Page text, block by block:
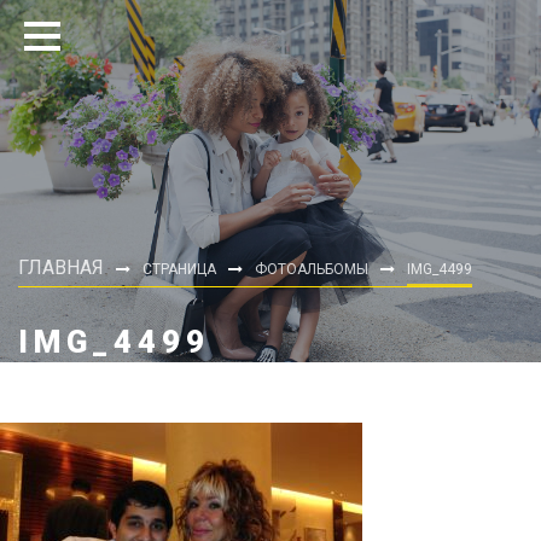
ГЛАВНАЯ СТРАНИЦА ФОТОАЛЬБОМЫ IMG_4499
IMG_4499